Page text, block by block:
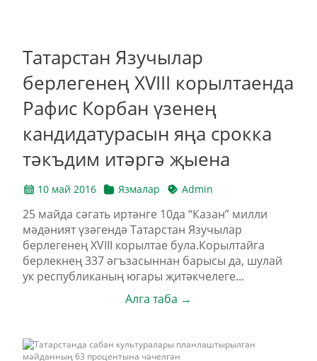
Татарстан Язучылар
берлегенең XVIII корылтаенда
Рафис Корбан үзенең
кандидатурасын яңа срокка
тәкъдим итәргә җыена
10 май 2016 Язмалар Admin
25 майда cәгать иртәнге 10да “Казан” милли
мәдәният үзәгендә Татарстан Язучылар
берлегенең XVIII корылтае була.Корылтайга
берлекнең 337 әгъзасыннан барысы да, шулай
ук республиканың югары җитәкчелеге...
Алга таба →